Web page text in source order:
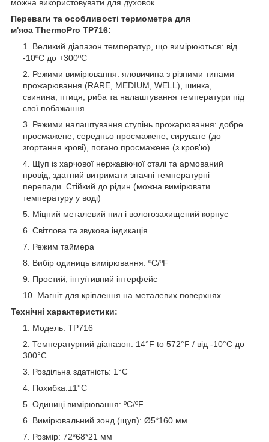
можна використовувати для духовок
Переваги та особливості термометра для
м'яса ThermoPro TP716:
Великий діапазон температур, що вимірюються: від
-10ºС до +300ºС
Режими вимірювання: яловичина з різними типами
прожарювання (RARE, MEDIUM, WELL), шинка,
свинина, птиця, риба та налаштування температури під
свої побажання.
Режими налаштування ступінь прожарювання: добре
просмажене, середньо просмажене, сирувате (до
згортання крові), погано просмажене (з кров'ю)
Щуп із харчової нержавіючої сталі та армований
провід, здатний витримати значні температурні
перепади. Стійкий до рідин (можна вимірювати
температуру у воді)
Міцний металевий пил і вологозахищений корпус
Світлова та звукова індикація
Режим таймера
Вибір одиниць вимірювання: ºС/ºF
Простий, інтуїтивний інтерфейс
Магніт для кріплення на металевих поверхнях
Технічні характеристики:
Модель: TP716
Температурний діапазон: 14°F to 572°F / від -10°C до
300°C
Роздільна здатність: 1°C
Похибка:±1°C
Одиниці вимірювання: ºС/ºF
Вимірювальний зонд (щуп): Ø5*160 мм
Розмір: 72*68*21 мм